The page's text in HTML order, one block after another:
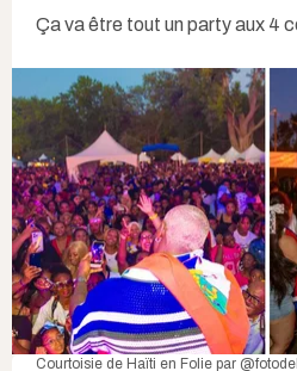
Ça va être tout un party aux 4
Courtoisie de Haïti en Folie par